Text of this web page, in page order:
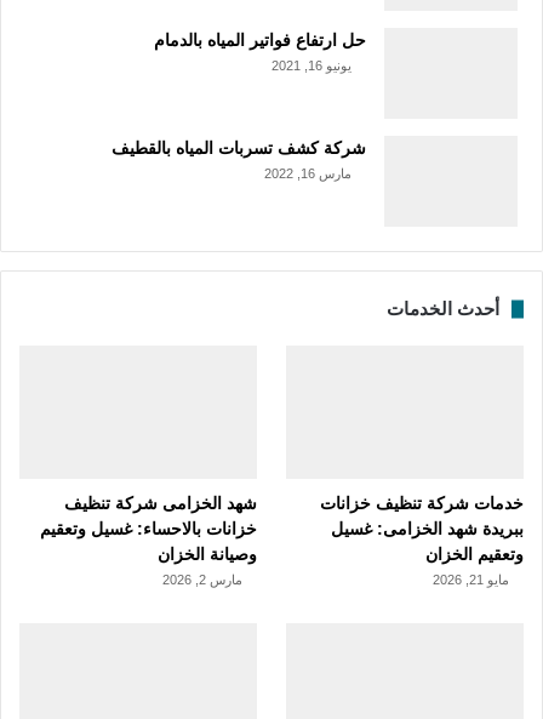
حل ارتفاع فواتير المياه بالدمام
يونيو 16, 2021
شركة كشف تسربات المياه بالقطيف
مارس 16, 2022
أحدث الخدمات
خدمات شركة تنظيف خزانات
ببريدة شهد الخزامى: غسيل
وتعقيم الخزان
مايو 21, 2026
شهد الخزامى شركة تنظيف
خزانات بالاحساء: غسيل وتعقيم
وصيانة الخزان
مارس 2, 2026